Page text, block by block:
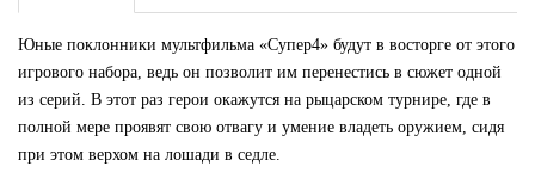
Юные поклонники мультфильма «Супер4» будут в восторге от этого
игрового набора, ведь он позволит им перенестись в сюжет одной
из серий. В этот раз герои окажутся на рыцарском турнире, где в
полной мере проявят свою отвагу и умение владеть оружием, сидя
при этом верхом на лошади в седле.